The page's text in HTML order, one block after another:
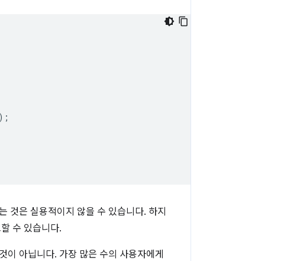
것은 실용적이지 않을 수 있습니다. 하지
수 있습니다.
이 아닙니다. 가장 많은 수의 사용자에게